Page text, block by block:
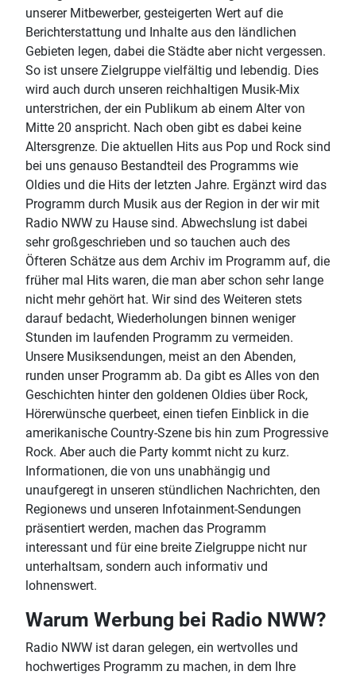
unserer Mitbewerber, gesteigerten Wert auf die
Berichterstattung und Inhalte aus den ländlichen
Gebieten legen, dabei die Städte aber nicht vergessen.
So ist unsere Zielgruppe vielfältig und lebendig. Dies
wird auch durch unseren reichhaltigen Musik-Mix
unterstrichen, der ein Publikum ab einem Alter von
Mitte 20 anspricht. Nach oben gibt es dabei keine
Altersgrenze. Die aktuellen Hits aus Pop und Rock sind
bei uns genauso Bestandteil des Programms wie
Oldies und die Hits der letzten Jahre. Ergänzt wird das
Programm durch Musik aus der Region in der wir mit
Radio NWW zu Hause sind. Abwechslung ist dabei
sehr großgeschrieben und so tauchen auch des
Öfteren Schätze aus dem Archiv im Programm auf, die
früher mal Hits waren, die man aber schon sehr lange
nicht mehr gehört hat. Wir sind des Weiteren stets
darauf bedacht, Wiederholungen binnen weniger
Stunden im laufenden Programm zu vermeiden.
Unsere Musiksendungen, meist an den Abenden,
runden unser Programm ab. Da gibt es Alles von den
Geschichten hinter den goldenen Oldies über Rock,
Hörerwünsche querbeet, einen tiefen Einblick in die
amerikanische Country-Szene bis hin zum Progressive
Rock. Aber auch die Party kommt nicht zu kurz.
Informationen, die von uns unabhängig und
unaufgeregt in unseren stündlichen Nachrichten, den
Regionews und unseren Infotainment-Sendungen
präsentiert werden, machen das Programm
interessant und für eine breite Zielgruppe nicht nur
unterhaltsam, sondern auch informativ und
lohnenswert.
Warum Werbung bei Radio NWW?
Radio NWW ist daran gelegen, ein wertvolles und
hochwertiges Programm zu machen, in dem Ihre